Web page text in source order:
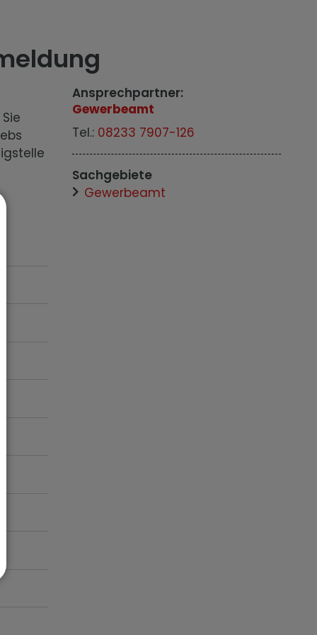
Ansprechpartner:
Gewerbeamt
Tel.: 08233 7907-126
Sachgebiete
Gewerbeamt